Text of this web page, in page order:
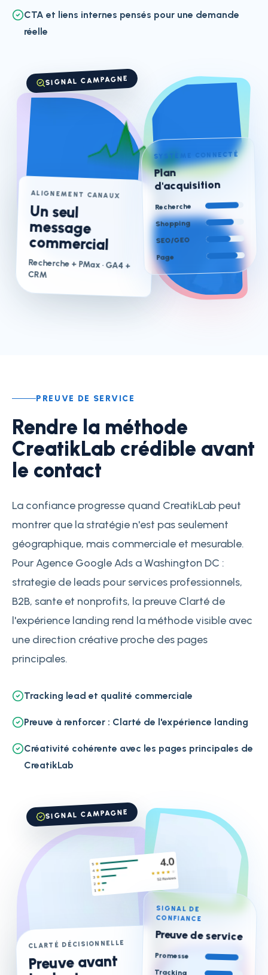
CTA et liens internes pensés pour une demande
réelle
SIGNAL CAMPAGNE
ALIGNEMENT CANAUX
Un seul
message
commercial
Recherche + PMax· GA4 +
CRM
SYSTÈME CONNECTÉ
Plan
d'acquisition
Recherche
Shopping
SEO/GEO
Page
PREUVE DE SERVICE
Rendre la méthode
CreatikLab crédible avant
le contact
La confiance progresse quand CreatikLab peut
montrer que la stratégie n'est pas seulement
géographique, mais commerciale et mesurable.
Pour Agence Google Ads a Washington DC :
strategie de leads pour services professionnels,
B2B, sante et nonprofits, la preuve Clarté de
l'expérience landing rend la méthode visible avec
une direction créative proche des pages
principales.
Tracking lead et qualité commerciale
Preuve à renforcer : Clarté de l'expérience landing
Créativité cohérente avec les pages principales de
CreatikLab
SIGNAL CAMPAGNE
CLARTÉ DÉCISIONNELLE
Preuve avant
SIGNAL DE
CONFIANCE
Preuve de service
Promesse
Tracking